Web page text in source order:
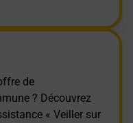
de
? Découvrez
« Veiller sur